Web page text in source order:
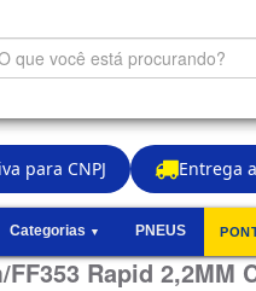
para CNPJ Entrega
Categorias ▼ PNEUS
Rapid